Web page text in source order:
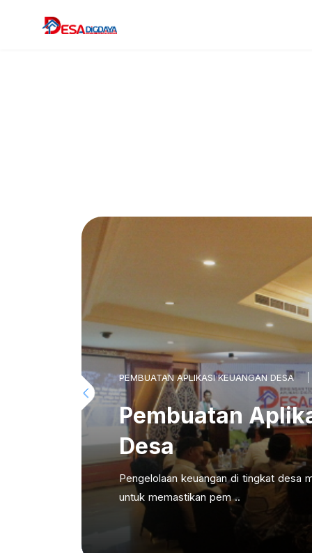
PEMBUATAN APLIKASI KEUANGAN DESA
Pembuatan
Desa
Pengelolaan keuangan di tingkat desa
untuk memastikan pem ..